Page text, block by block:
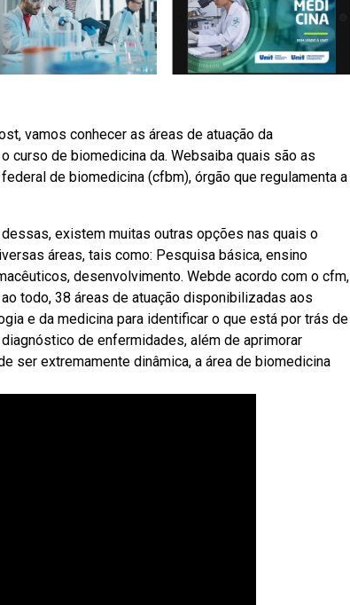
vamos conhecer as áreas de atuação da
curso de biomedicina da. Websaiba quais são as
de biomedicina (cfbm), órgão que regulamenta a
existem muitas outras opções nas quais o
áreas, tais como: Pesquisa básica, ensino
desenvolvimento. Webde acordo com o cfm,
todo, 38 áreas de atuação disponibilizadas aos
e da medicina para identificar o que está por trás de
de enfermidades, além de aprimorar
ser extremamente dinâmica, a área de biomedicina